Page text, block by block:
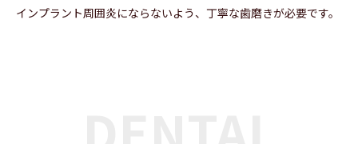
インプラント周囲炎にならないよう、丁寧な歯磨きが必要です。